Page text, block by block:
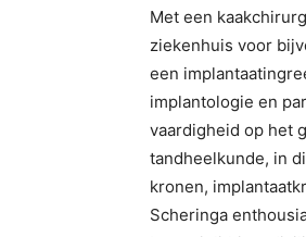
Met een
ziekenhuis voor
een
implantologie en
vaardigheid op het
tandheelkunde, in
kronen,
Scheringa